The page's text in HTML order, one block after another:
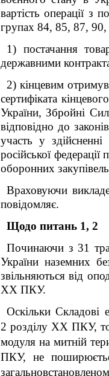
вартість операції з
групах 84, 85, 87,
1) постачання
державними
2) кінцевим
сертифіката
України, Збройні
відповідно до
участь у здійсненні
російської
оборонних
Враховуючи
повідомляє.
Щодо питань 1, 2
Починаючи з 31
України наземних
звільняються від
XX ПКУ.
Оскільки Складові
2 розділу XX ПКУ, то
модуля на митній
ПКУ, не